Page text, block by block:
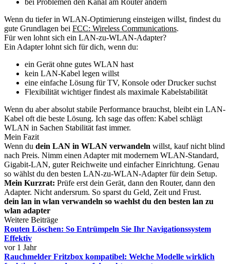
bei Problemen den Kanal am Router ändern
Wenn du tiefer in WLAN-Optimierung einsteigen willst, findest du
gute Grundlagen bei FCC: Wireless Communications.
Für wen lohnt sich ein LAN-zu-WLAN-Adapter?
Ein Adapter lohnt sich für dich, wenn du:
ein Gerät ohne gutes WLAN hast
kein LAN-Kabel legen willst
eine einfache Lösung für TV, Konsole oder Drucker suchst
Flexibilität wichtiger findest als maximale Kabelstabilität
Wenn du aber absolut stabile Performance brauchst, bleibt ein LAN-
Kabel oft die beste Lösung. Ich sage das offen: Kabel schlägt
WLAN in Sachen Stabilität fast immer.
Mein Fazit
Wenn du dein LAN in WLAN verwandeln willst, kauf nicht blind
nach Preis. Nimm einen Adapter mit modernem WLAN-Standard,
Gigabit-LAN, guter Reichweite und einfacher Einrichtung. Genau
so wählst du den besten LAN-zu-WLAN-Adapter für dein Setup.
Mein Kurzrat: Prüfe erst dein Gerät, dann den Router, dann den
Adapter. Nicht andersrum. So sparst du Geld, Zeit und Frust.
dein lan in wlan verwandeln so waehlst du den besten lan zu
wlan adapter
Weitere Beiträge
Routen Löschen: So Entrümpeln Sie Ihr Navigationssystem
Effektiv
vor 1 Jahr
Rauchmelder Fritzbox kompatibel: Welche Modelle wirklich